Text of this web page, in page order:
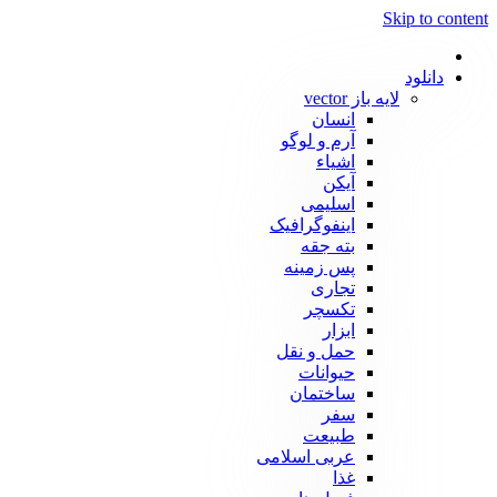
Skip to content
دانلود
لایه باز vector
انسان
آرم و لوگو
اشیاء
آیکن
اسلیمی
اینفوگرافیک
بته جقه
پس زمینه
تجاری
تکسچر
ابزار
حمل و نقل
حیوانات
ساختمان
سفر
طبیعت
عربی اسلامی
غذا